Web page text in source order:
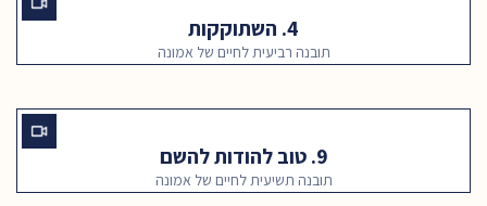
4. השתוקקות
תובנה רביעית לחיים של אמונה
9. טוב להודות להשם
תובנה תשיעית לחיים של אמונה